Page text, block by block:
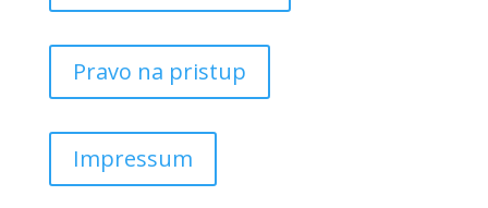
Pravo na pristup
Impressum